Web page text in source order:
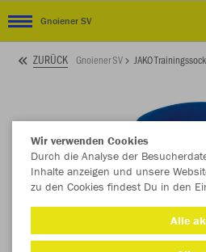
Gnoiener SV
ZURÜCK Gnoiener SV JAKO
Wir verwenden Cookies
Durch die Analyse der
Inhalte anzeigen und unsere
zu den Cookies findest Du in den
Alle